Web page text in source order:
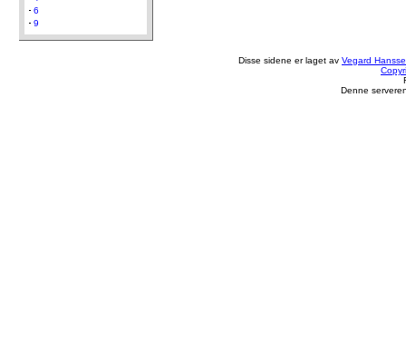
6
9
Disse sidene er laget av Vegard
Denne